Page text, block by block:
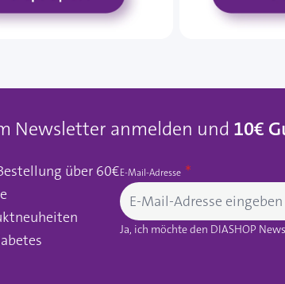
Newsletter anmelden und 10€
über 60€E-Mail-Adresse
Ja, ich möchte den DIASHOP